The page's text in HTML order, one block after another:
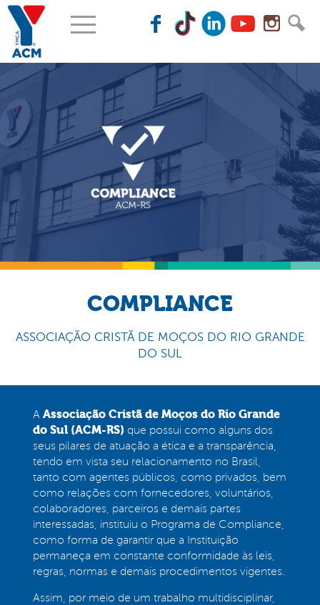
COMPLIANCE
ASSOCIAÇÃO CRISTÃ DE MOÇOS DO RIO GRANDE
DO SUL
AAssociação Cristã de Moços do Rio Grande
do Sul (ACM-RS) que possui como alguns dos
seus pilares de atuação a ética e a transparência,
tendo em vista seu relacionamento no Brasil,
tanto com agentes públicos, como privados, bem
como relações com fornecedores, voluntários,
colaboradores, parceiros e demais partes
interessadas, instituiu o Programa de Compliance,
como forma de garantir que a Instituição
permaneça em constante conformidade às leis,
regras, normas e demais procedimentos vigentes.
Assim, por meio de um trabalho multidisciplinar,